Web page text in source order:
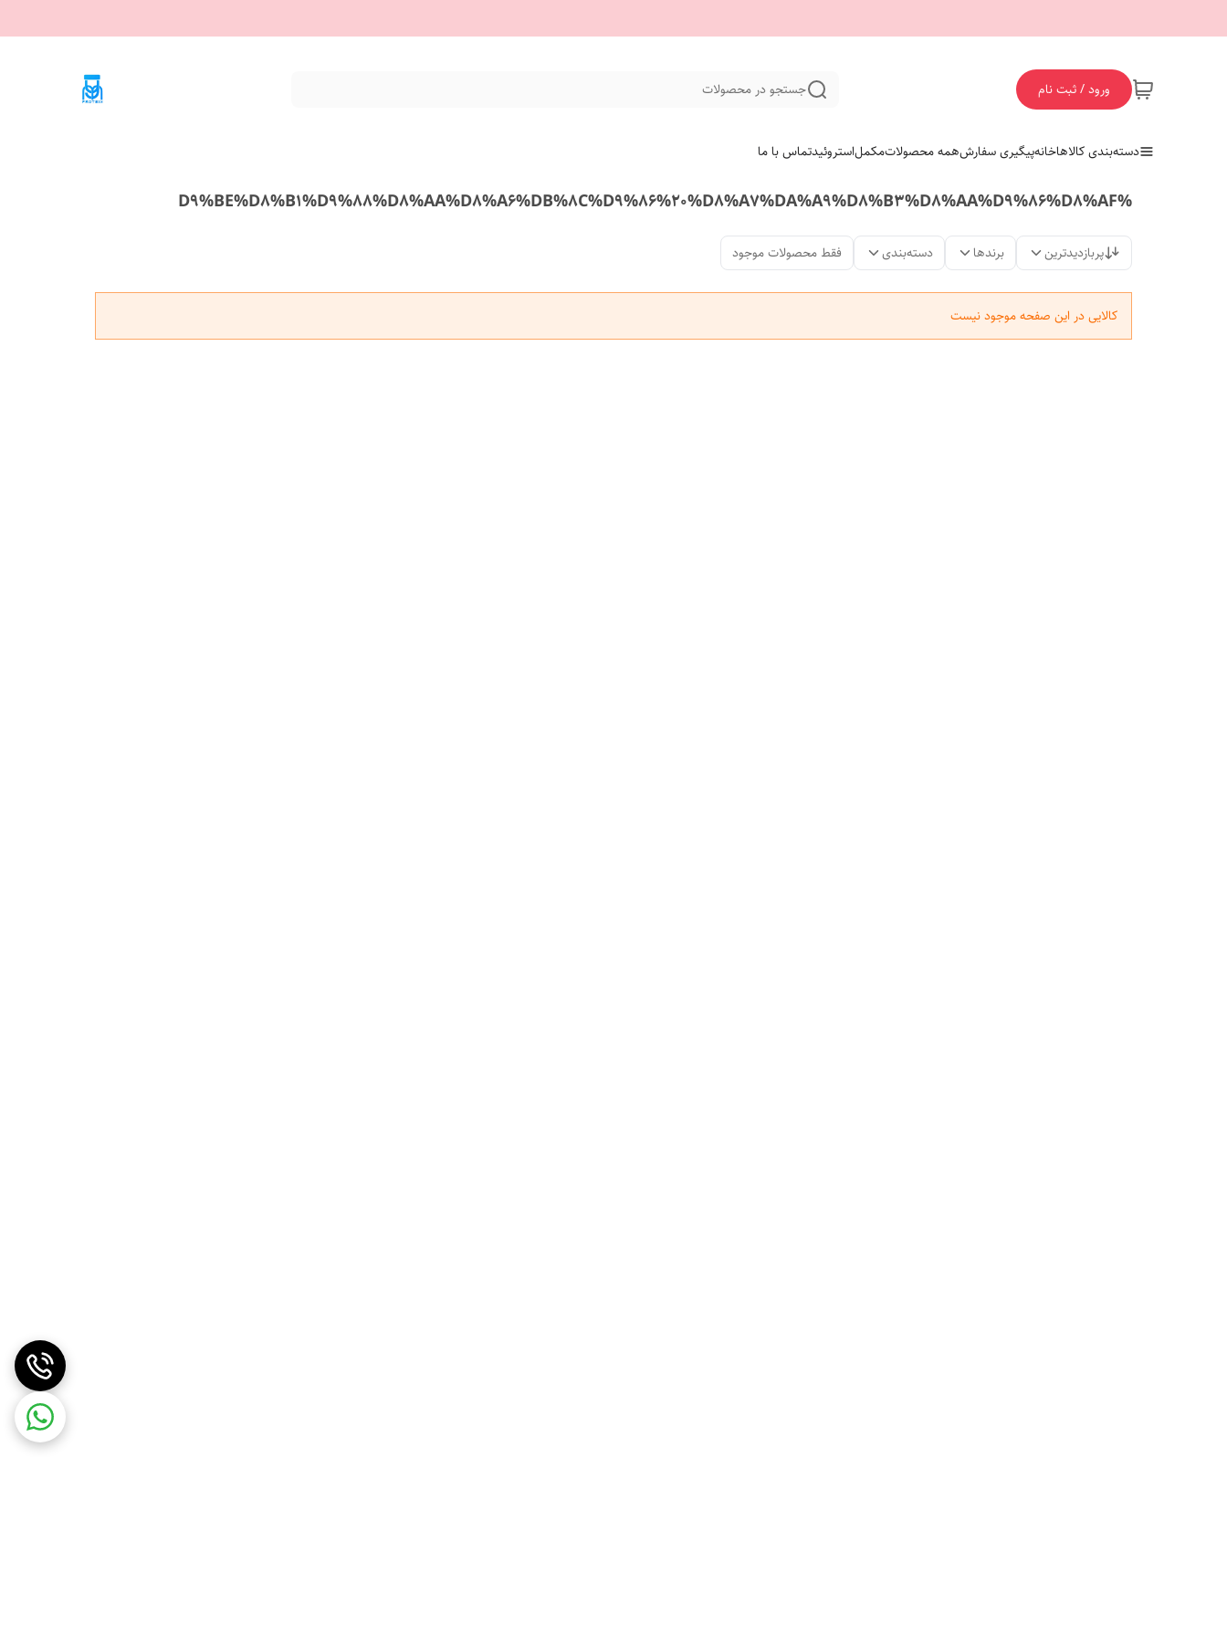
ورود / ثبت نام جستجو در محصولات
دسته‌بندی کالاهاخانهپیگیری سفارشهمه محصولاتمکملاستروئیدتماس با ما
%D9%BE%D8%B1%D9%88%D8%AA%D8%A6%DB%8C%D9%86%20%D8%A7%DA%A9%D8%B3%D8%AA%D9%86%D8%AF
پربازدیدترین برندها دسته‌بندی فقط محصولات موجود
کالایی در این صفحه موجود نیست